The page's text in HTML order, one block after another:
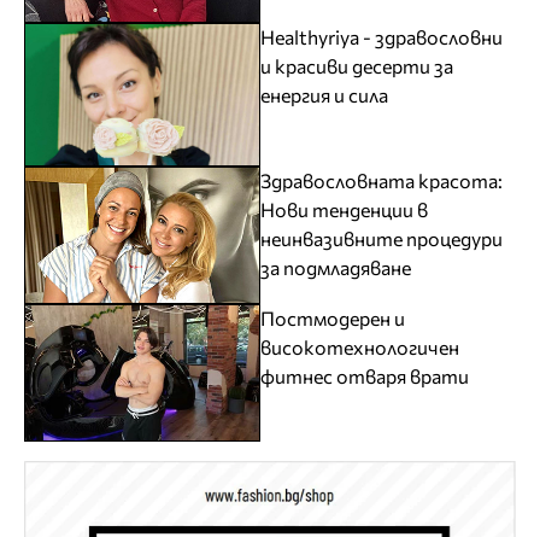
Healthyriya - здравословни
и красиви десерти за
енергия и сила
Здравословната красота:
Нови тенденции в
неинвазивните процедури
за подмладяване
Постмодерен и
високотехнологичен
фитнес отваря врати